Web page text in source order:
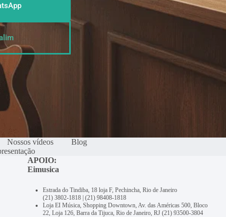
Nossos vídeos
Blog
APOIO:
Eimusica
Estrada do Tindiba, 18 loja F, Pechincha, Rio de Janeiro
(21) 3802-1818| (21) 98408-1818
Loja EI Música, Shopping Downtown, Av. das Américas 500, Bloco
22, Loja 126, Barra da Tijuca, Rio de Janeiro, RJ (21) 93500-3804